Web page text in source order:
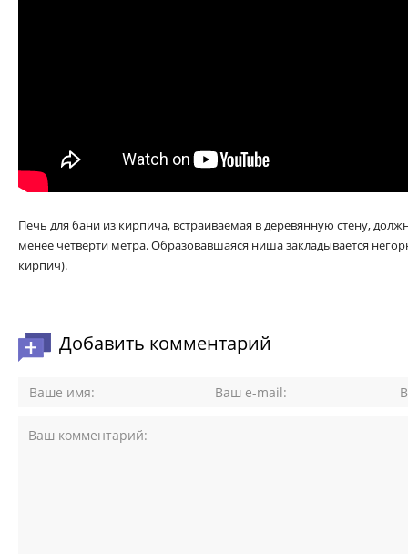
Печь для бани из кирпича, встраиваемая в деревянную стену,
менее четверти метра. Образовавшаяся ниша закладывается
кирпич).
Добавить комментарий